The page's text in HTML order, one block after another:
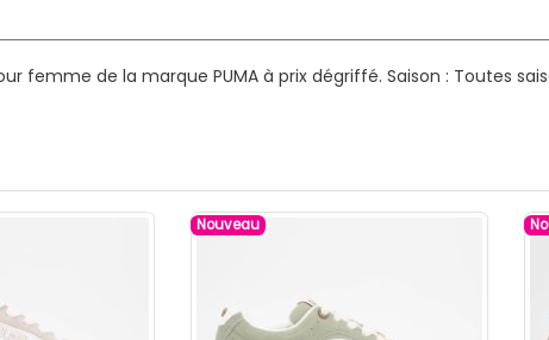
femme de la marque PUMA à prix dégriffé. Saison : Toutes
Nouveau